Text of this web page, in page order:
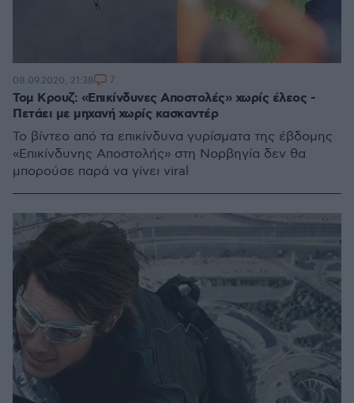
Τομ Κρουζ: «Επικίνδυνες Αποστολές» χωρίς έλεος -
Πετάει με μηχανή χωρίς κασκαντέρ
Το βίντεο από τα επικίνδυνα γυρίσματα της έβδομης
«Επικίνδυνης Αποστολής» στη Νορβηγία δεν θα
μπορούσε παρά να γίνει viral
08.09.2020, 21:38 7